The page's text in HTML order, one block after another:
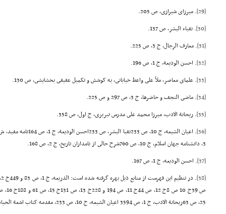
[29]
. میرزاى شیرازى، ص 205.
[30]
. نقباء البشر، ص 137.
[31]
. معارف الرجال، ج 3، ص 225.
[32]
. احسن الودیعة، ج 1، ص 196.
[33]
. علماى معاصر، ملاّ على واعظ خیابانى، به کوشش و تکمیل عقیقى بخشایشى، ص 130.
[34]
. ماضى النجف و حاضرها، ج 3، ص 297 و ص 225.
[35]
. ریحانة الادب، میرزا محمد على مدرس تبریزى، ج اول، ص 358.
[36]
. اعیان الشیعه، ج 10، ص
3، دانشنامه جهان اسلام، ج 10، ص 760شرح حالى از نامداران تاریخ، ج 2، ص 168.
[37]
. احسن الودیعه، ج 1، ص 167.
[38]
25، ص 63ریحانة الادب، ج 1، ص 3594 اعیان الشیعه، ج 10، ص 233، مقدمه کتاب اشعة الحیاة، نامه مفید، همان مقاله.